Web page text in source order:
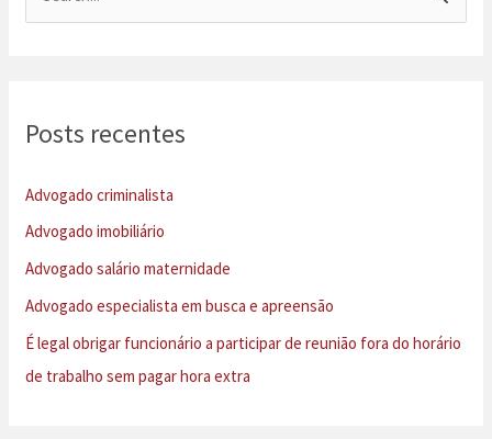
i
p
o
r
:
Posts recentes
Advogado criminalista
Advogado imobiliário
Advogado salário maternidade
Advogado especialista em busca e apreensão
É legal obrigar funcionário a participar de reunião fora do horário
de trabalho sem pagar hora extra